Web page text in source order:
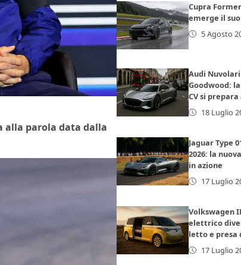
alla parola data dalla
Cupra
emerge il
5 Agosto
Audi
Goodwood:
CV si
18 Luglio
Jaguar Type
2026: la
in azione
17 Luglio
Volkswagen
elettrico
letto e presa
17 Luglio